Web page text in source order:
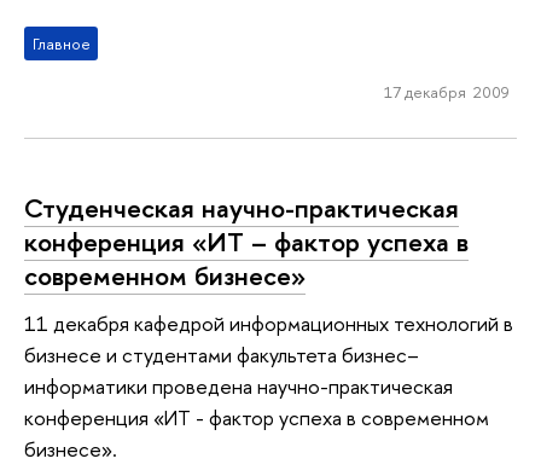
Главное
17 декабря 2009
Студенческая научно-практическая
конференция «ИТ – фактор успеха в
современном бизнесе»
11 декабря кафедрой информационных технологий в
бизнесе и студентами факультета бизнес–
информатики проведена научно-практическая
конференция «ИТ - фактор успеха в современном
бизнесе».